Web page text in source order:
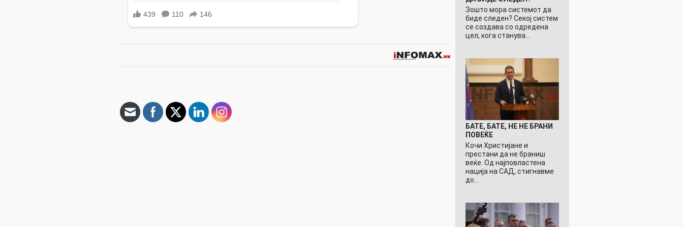
Зошто мора системот да
биде следен? Секој систем
се создава со одредена
цел, кога станува…
БАТЕ, БАТЕ, НЕ НЕ БРАНИ
ПОВЕЌЕ
Кочи Христијане и
престани да не браниш
веќе. Од најповластена
нација на САД, стигнавме
до…